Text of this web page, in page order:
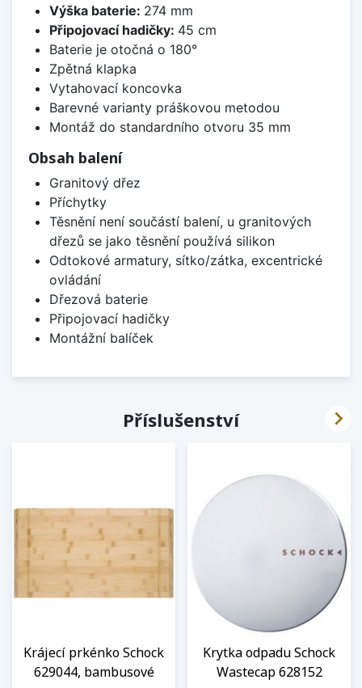
Výška baterie: 274 mm
Připojovací hadičky: 45 cm
Baterie je otočná o 180°
Zpětná klapka
Vytahovací koncovka
Barevné varianty práškovou metodou
Montáž do standardního otvoru 35 mm
Obsah balení
Granitový dřez
Příchytky
Těsnění není součástí balení, u granitových
dřezů se jako těsnění používá silikon
Odtokové armatury, sítko/zátka, excentrické
ovládání
Dřezová baterie
Připojovací hadičky
Montážní balíček
Příslušenství
Krájecí prkénko Schock
629044, bambusové
Krytka odpadu Schock
Wastecap 628152
